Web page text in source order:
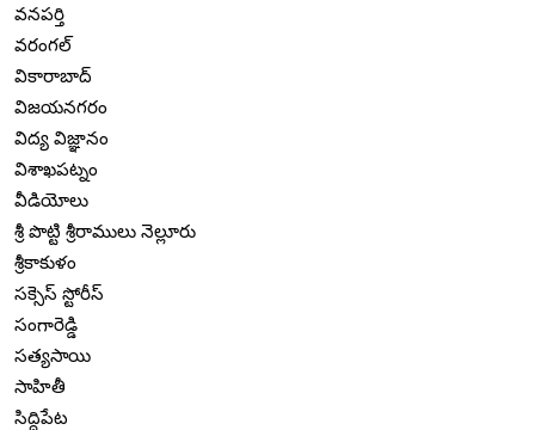
వనపర్తి
వరంగల్
వికారాబాద్
విజయనగరం
విద్య విజ్ఞానం
విశాఖపట్నం
వీడియోలు
శ్రీ పొట్టి శ్రీరాములు నెల్లూరు
శ్రీకాకుళం
సక్సెస్ స్టోరీస్
సంగారెడ్డి
సత్యసాయి
సాహితీ
సిద్ధిపేట